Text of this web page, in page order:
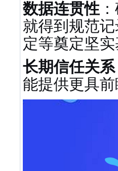
数据连贯性
就得到规范
定等奠定坚
长期信任关系
能提供更具